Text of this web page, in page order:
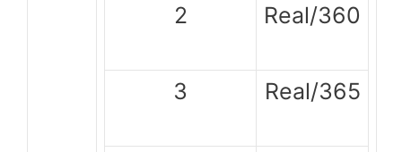
2 Real/360
3 Real/365